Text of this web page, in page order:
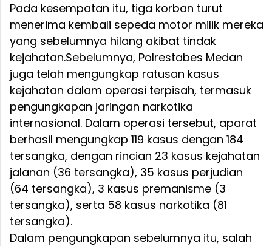
Pada kesempatan itu, tiga korban turut
menerima kembali sepeda motor milik mereka
yang sebelumnya hilang akibat tindak
kejahatan.Sebelumnya, Polrestabes Medan
juga telah mengungkap ratusan kasus
kejahatan dalam operasi terpisah, termasuk
pengungkapan jaringan narkotika
internasional. Dalam operasi tersebut, aparat
berhasil mengungkap 119 kasus dengan 184
tersangka, dengan rincian 23 kasus kejahatan
jalanan (36 tersangka), 35 kasus perjudian
(64 tersangka), 3 kasus premanisme (3
tersangka), serta 58 kasus narkotika (81
tersangka).
Dalam pengungkapan sebelumnya itu, salah